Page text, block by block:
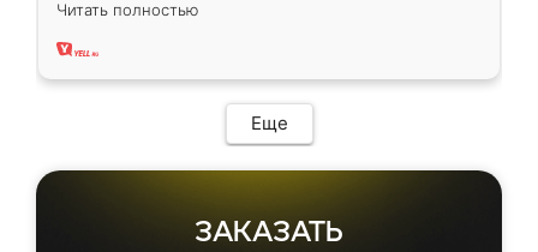
два года, нареканий нет.
Читать полностью
Еще
ЗАКАЗАТЬ